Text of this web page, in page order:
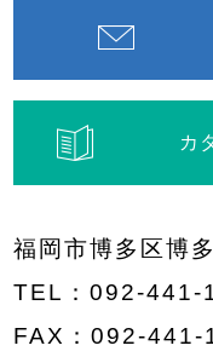
カ
福岡市博多区博
TEL： 092-441-
FAX：092-441-